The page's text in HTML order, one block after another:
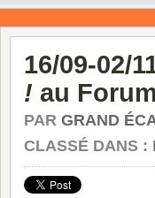
16/09-02/
! au
PAR GRAND
CLASSÉ DANS :